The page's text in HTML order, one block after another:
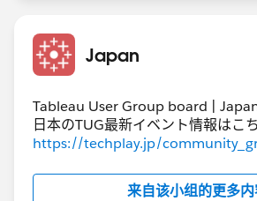
Japan
Tableau User Group board |
日本のTUG最新イベント情報はこち
https://techplay.jp/
来自该小组的更多